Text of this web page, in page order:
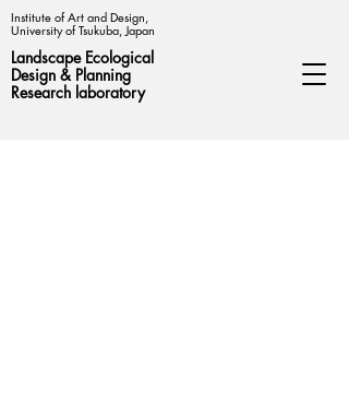
Institute of Art and Design,
University of Tsukuba, Japan
Landscape Ecological
Design & Planning
Research laboratory